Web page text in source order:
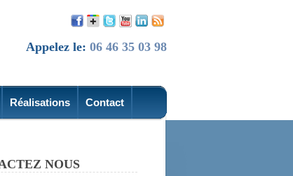
Appelez le: 06 46 35 03 98
Réalisations Contact
NOUS